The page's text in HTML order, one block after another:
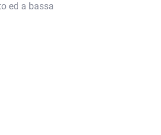
ed a bassa